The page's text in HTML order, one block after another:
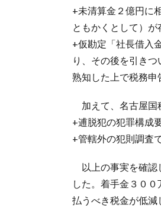
+未清算金２億円に
ともかくとして）が
+仮勘定「社長借入
り、その後を引き
熟知した上で税務申
加えて、名古屋国
+逋脱犯の犯罪構成
+管轄外の犯則調査
以上の事実を確認
した。着手金３０
払うべき税金が低減